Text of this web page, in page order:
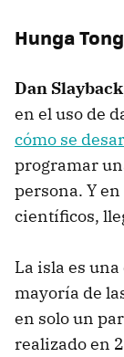
Hunga
Dan Slayback
en el uso de
cómo se
programar
persona. Y
científicos,
La isla es
mayoría de
en solo un
realizado en